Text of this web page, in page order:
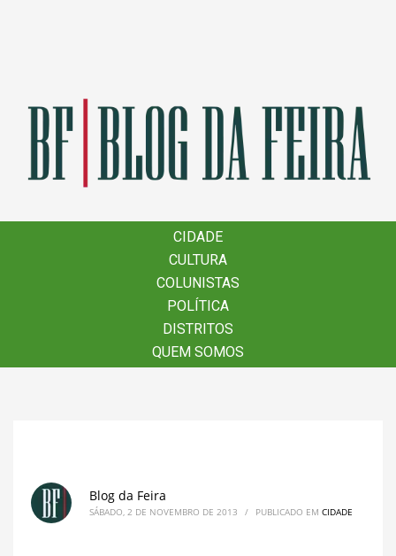
CIDADE
CULTURA
COLUNISTAS
POLÍTICA
DISTRITOS
QUEM SOMOS
CIDADE
CULTURA
COLUNISTAS
POLÍTICA
DISTRITOS
QUEM SOMOS
Blog da Feira
SÁBADO, 2 DE NOVEMBRO DE 2013 / PUBLICADO EM CIDADE